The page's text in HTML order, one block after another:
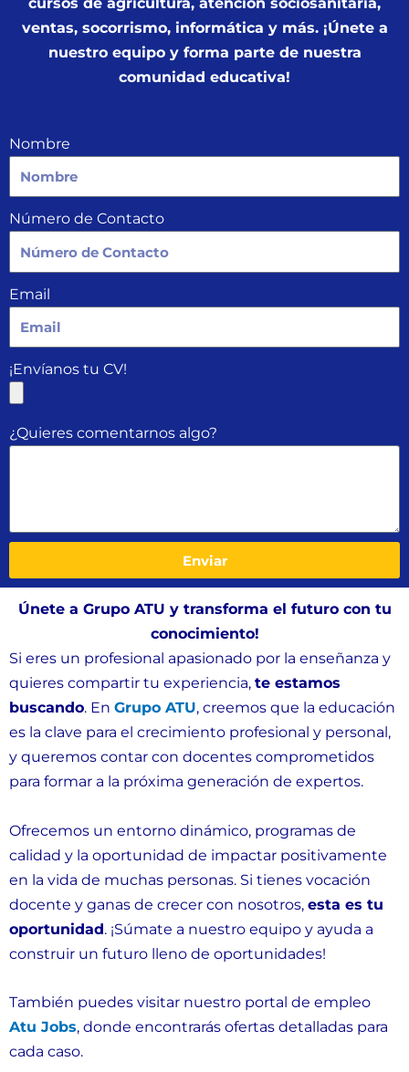
ventas, socorrismo, informática y más. ¡Únete a
nuestro equipo y forma parte de nuestra
comunidad educativa!
Nombre
Número de Contacto
Email
¡Envíanos tu CV!
¿Quieres comentarnos algo?
Enviar
Únete a Grupo ATU y transforma el futuro con tu
conocimiento!
Si eres un profesional apasionado por la enseñanza y
quieres compartir tu experiencia, te estamos
buscando. En Grupo ATU, creemos que la educación
es la clave para el crecimiento profesional y personal,
y queremos contar con docentes comprometidos
para formar a la próxima generación de expertos.
Ofrecemos un entorno dinámico, programas de
calidad y la oportunidad de impactar positivamente
en la vida de muchas personas. Si tienes vocación
docente y ganas de crecer con nosotros, esta es tu
oportunidad. ¡Súmate a nuestro equipo y ayuda a
construir un futuro lleno de oportunidades!
También puedes visitar nuestro portal de empleo
Atu Jobs, donde encontrarás ofertas detalladas para
cada caso.